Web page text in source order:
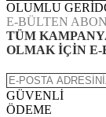
OLUMLU
E-BÜLTEN
TÜM
OLMAK İÇİN E-
GÜVENLİ
ÖDEME